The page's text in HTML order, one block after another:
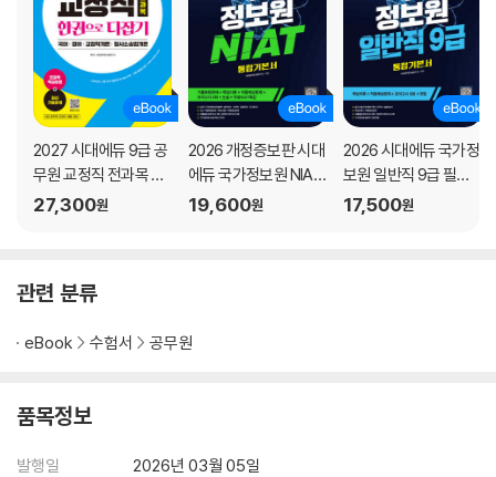
PART 06 2019년 기출문제
CHAPTER 01 우편 및 금융상식
CHAPTER 02 컴퓨터일반
PART 07 2018년 기출문제
CHAPTER 01 우편 및 금융상식
CHAPTER 02 컴퓨터일반
CHAPTER 01 우편 및 금융상식
CHAPTER 02 컴퓨터일반
CHAPTER 02 컴퓨터일반
2027 시대에듀 9급 공
무원 교정직 전과목 한
권으로 다잡기
27,300원
2026 개정증보판 시대
에듀 국가정보원 NIAT
통합기본서
19,600원
2026 시대에듀 국가정
보원 일반직 9급 필기
시험 통합기본서
17,500원
관련 분류
eBook 수험서 공무원
품목정보
발행일
2026년 03월 05일